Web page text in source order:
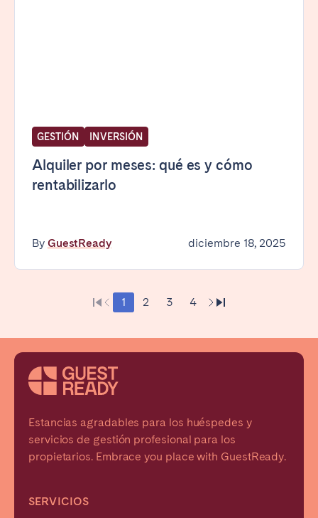
GESTIÓN INVERSIÓN
Alquiler por meses: qué es y cómo
rentabilizarlo
By GuestReady diciembre 18, 2025
1 2 3 4
Estancias agradables para los huéspedes y
servicios de gestión profesional para los
propietarios. Embrace you place with GuestReady.
SERVICIOS